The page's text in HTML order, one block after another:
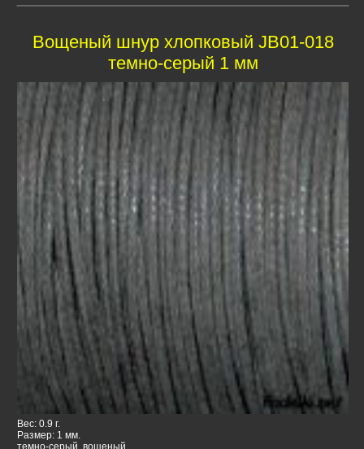
Вощеный шнур хлопковый JB01-018
темно-серый 1 мм
Вес: 0.9 г.
Размер: 1 мм.
темно-серый, вощеный